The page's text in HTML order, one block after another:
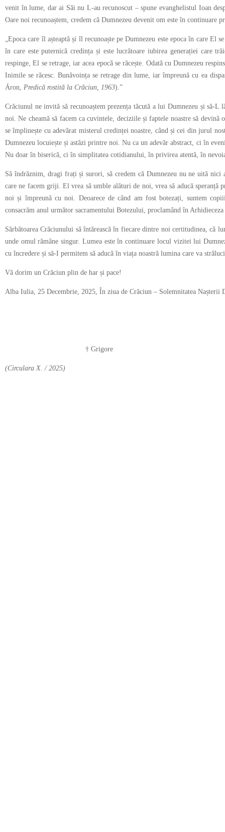
venit în lume, dar ai Săi nu L-au recunoscut – spune evanghelistul Ioan
Oare noi recunoaștem, credem că Dumnezeu devenit om este în continuare
„Epoca care îl așteaptă și îl recunoaște pe Dumnezeu este epoca în care El
în care este puternică credința și este lucrătoare iubirea generației care
respinge, El se retrage, iar acea epocă se răcește. Odată cu Dumnezeu
Inimile se răcesc. Bunăvoința se retrage din lume, iar împreună cu ea
Áron, Predică rostită la Crăciun, 1963).”
Crăciunul ne invită să recunoaștem prezența tăcută a lui Dumnezeu și să-L
noi. Ne cheamă să facem ca cuvintele, deciziile și faptele noastre să devină
se împlinește cu adevărat misterul credinței noastre, când și cei din jurul
Dumnezeu locuiește și astăzi printre noi. Nu ca un adevăr abstract, ci în
Nu doar în biserică, ci în simplitatea cotidianului, în privirea atentă, în
Să îndrăznim, dragi frați și surori, să credem că Dumnezeu nu ne uită
care ne facem griji. El vrea să umble alături de noi, vrea să aducă speranță
noi și împreună cu noi. Deoarece de când am fost botezați, suntem
consacrăm anul următor sacramentului Botezului, proclamând în
Sărbătoarea Crăciunului să întărească în fiecare dintre noi certitudinea, că
unde omul rămâne singur. Lumea este în continuare locul vizitei lui
cu încredere și să-I permitem să aducă în viața noastră lumina care va
Vă dorim un Crăciun plin de har și pace!
Alba Iulia, 25 Decembrie, 2025, În ziua de Crăciun – Solemnitatea Nașterii
† Grigore †
(Circulara X. / 2025)